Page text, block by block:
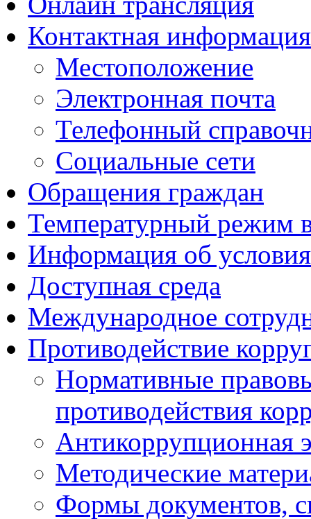
Контактная информация
Местоположение
Электронная почта
Телефонный
Социальные сети
Обращения граждан
Температурный режим
Информация об
Доступная среда
Международное
Противодействие
Нормативные
противодействия
Антикоррупционная
Методические
Формы документов,